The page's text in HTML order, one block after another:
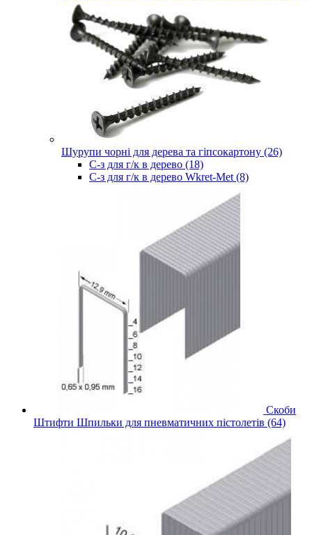
Шурупи чорні для дерева та гіпсокартону (26)
С-з для г/к в дерево (18)
С-з для г/к в дерево Wkret-Met (8)
Скоби
Штифти Шпильки для пневматичних пістолетів (64)